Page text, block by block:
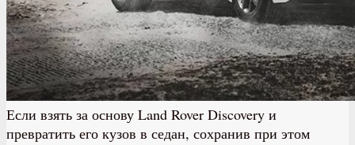
Если взять за основу Land Rover Discovery и
превратить его кузов в седан, сохранив при этом